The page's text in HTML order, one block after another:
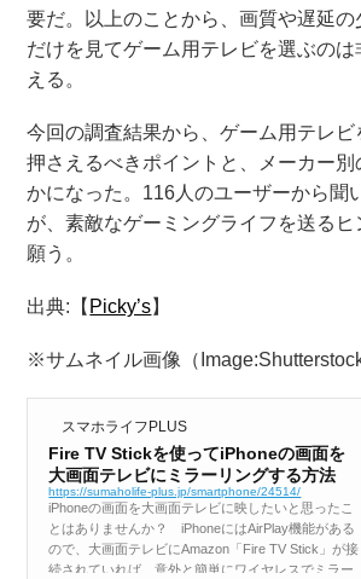
要だ。以上のことから、画質や遅延
だけを見てゲーム用テレビを選ぶの
える。
今回の調査結果から、ゲーム用テレ
押さえるべきポイントと、メーカー別
かになった。116人のユーザーから聞
が、素敵なゲーミングライフを送る
願う。
出典:【 Picky’s】
※サムネイル画像（
スマホライフPLUS
Fire TV Stickを使ってiPhoneの画面を
大画面テレビにミラーリングする方法
https://sumaholife-plus.jp/smartphone/24514/
iPhoneの画面を大画面テレビに映したいと思ったこ
とはありませんか？ iPhoneにはAirPlay機能がある
ので、大画面テレビにAmazon「Fire TV Stick」が接
続されていれば、意外と簡単にワイヤレスでミラー